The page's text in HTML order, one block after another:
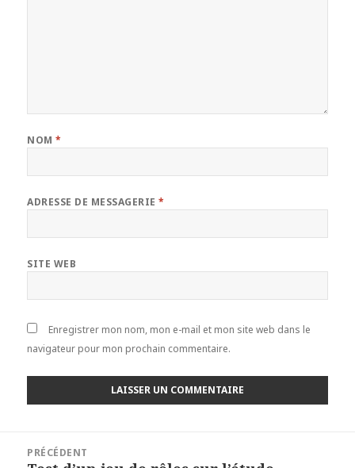
NOM*
ADRESSE DE MESSAGERIE*
SITE WEB
Enregistrer mon nom, mon e-mail et mon site web dans le
navigateur pour mon prochain commentaire.
PRÉCÉDENT